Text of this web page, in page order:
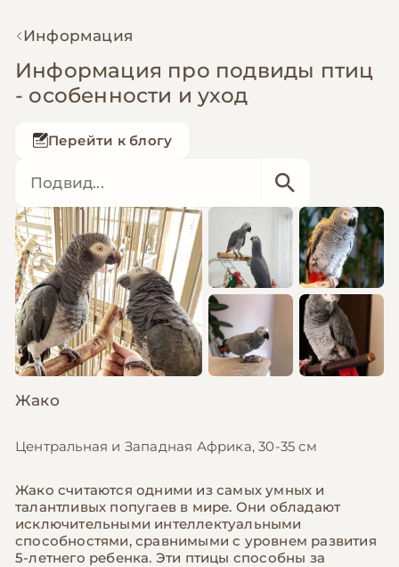
Информация
Информация про подвиды птиц
- особенности и уход
Перейти к блогу
Жако
Центральная и Западная Африка, 30-35 см
Жако считаются одними из самых умных и
талантливых попугаев в мире. Они обладают
исключительными интеллектуальными
способностями, сравнимыми с уровнем развития
5-летнего ребенка. Эти птицы способны за